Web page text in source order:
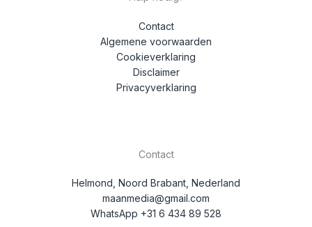
Contact
Algemene voorwaarden
Cookieverklaring
Disclaimer
Privacyverklaring
Contact
Helmond, Noord Brabant, Nederland
maanmedia@gmail.com
WhatsApp +31 6 434 89 528